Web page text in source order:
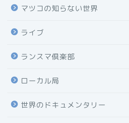
マツコの知らない世界
ライブ
ランスマ倶楽部
ローカル局
世界のドキュメンタリー